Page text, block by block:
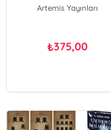
Artemis Yayınları
₺375,00